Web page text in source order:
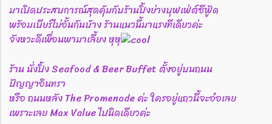
มาเปิดประสบการณ์สุดคุ้มกับร้านปิ้งย่างบุฟเฟ่ต์ซีฟู้ด
พร้อมเบียร์ไม่อั้นกันบ้าง ร้านแนวนี้มาแรงทีเดียวค่ะ
จังหวะดีเพื่อนพามาเลี้ยง หุหุ
ร้าน นั่งปิ้ง Seafood & Beer Buffet ตั้งอยู่บนถนน
ปัญญาอินทรา
หรือ ถนนหลัง The Promenade ค่ะ ใครอยู่แถวนี้จะอ๋อเลย
เพราะเลย Max Value ไปนิดเดียวค่ะ